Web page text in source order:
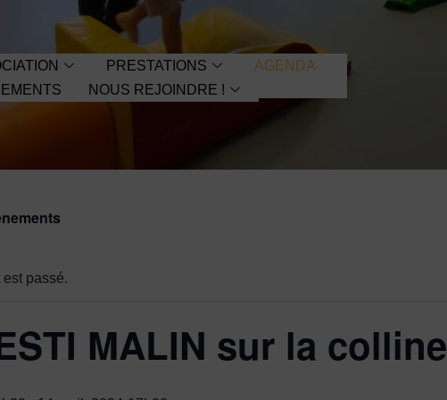
PRESTATIONS
AGENDA
NOUS REJOINDRE !
passé.
MALIN sur la colline